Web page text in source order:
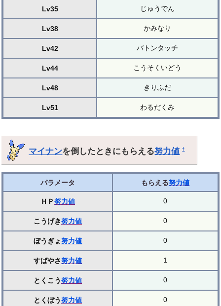
Lv35 じゅうでん
Lv38 かみなり
Lv42 バトンタッチ
Lv44 こうそくいどう
Lv48 きりふだ
Lv51 わるだくみ
マイナンを倒したときにもらえる努力値 †
パラメータ もらえる努力値
ＨＰ努力値 0
こうげき努力値 0
ぼうぎょ努力値 0
すばやさ努力値 1
とくこう努力値 0
とくぼう努力値 0